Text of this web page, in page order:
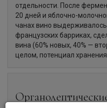
отдельности. После
20 дней и яблочно-
чанах вино
французских барриках,
вина (60% новых, 40% —
целом, потенциал